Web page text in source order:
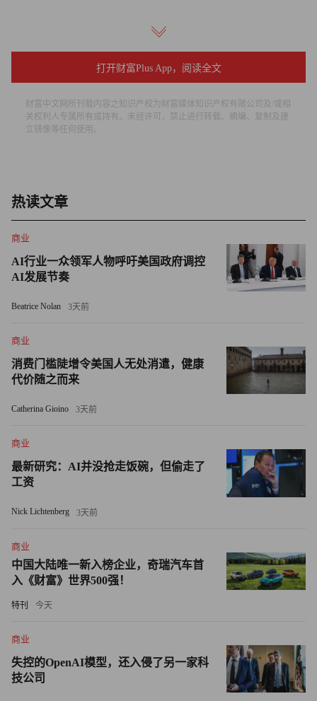
在中国，ESG理念也正如燎原之火，重新塑造着商业世界的
导“共同富裕”、当我们争议“996”与“躺平”现象时，我们其
实都在直面ESG涵盖下的重大议题。我们相信，全球最有活
力、又正在经历重大转型的中国经济，必将成为企业践行
ESG理念的热土，而且，已有不少企业做出了卓越有效的尝
富》从今年开始编制一份全新的榜单——“《财富》中国
ESG影响力榜”。数月前，我们向中国企业广泛开放了今年
的申报，邀请申报企业填写数据问卷并提交案例。在充分考
虑了申报企业在E、S、G三个维度的表现、行业影响力以及
它们的ESG评分后，编辑部最终推选出40家企业登上今年的
业在改善环境、保护员工、支持社区上做出了卓越的努力，
凭借这些努力，它们正在引领中国企业从大到强、再到令人
联合国全球契约组织2004年发布的一份报告，报告标题是
《在乎者即赢家》（Who Cares Wins）。明天，让我们为这
些“在乎者”鼓掌致敬。（财富中文网）
打开财富Plus App，阅读全文
财富中文网所刊载内容之知识产权为财富媒体知识产权有限公司及/或相
关权利人专属所有或持有。未经许可，禁止进行转载、摘编、复制及建
立镜像等任何使用。
热读文章
商业
AI行业一众领军人物呼吁美国政府调控
AI发展节奏
Beatrice Nolan 3天前
商业
消费门槛陡增令美国人无处消遣，健康
代价随之而来
Catherina Gioino 3天前
商业
最新研究：AI并没抢走饭碗，但偷走了
工资
Nick Lichtenberg 3天前
商业
中国大陆唯一新入榜企业，奇瑞汽车首
入《财富》世界500强！
特刊 今天
商业
失控的OpenAI模型，还入侵了另一家科
技公司